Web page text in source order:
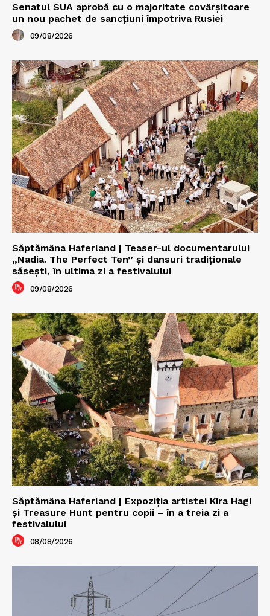
Senatul SUA aprobă cu o majoritate covârșitoare
un nou pachet de sancțiuni împotriva Rusiei
09/08/2026
Săptămâna Haferland | Teaser-ul documentarului
„Nadia. The Perfect Ten” şi dansuri tradiţionale
săseşti, în ultima zi a festivalului
09/08/2026
Săptămâna Haferland | Expoziţia artistei Kira Hagi
şi Treasure Hunt pentru copii – în a treia zi a
festivalului
08/08/2026